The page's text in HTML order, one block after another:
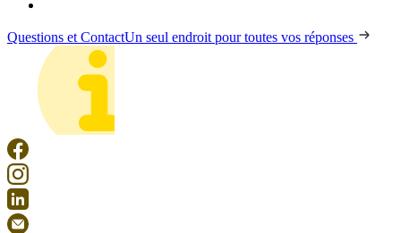
Questions et ContactUn seul endroit pour toutes vos réponses